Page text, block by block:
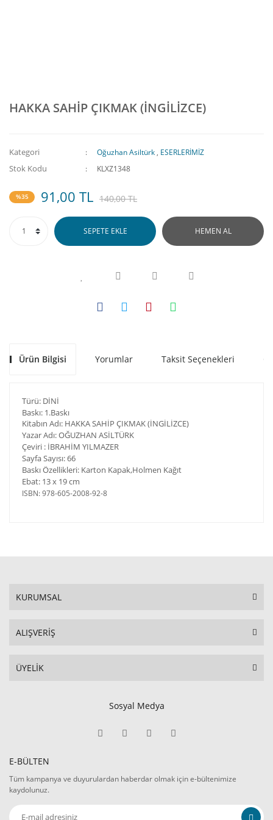
HAKKA SAHİP ÇIKMAK (İNGİLİZCE)
Kategori Oğuzhan Asiltürk , ESERLERİMİZ
Stok Kodu KLXZ1348
%35 91,00 TL 140,00 TL
SEPETE EKLE HEMEN AL
Ürün Bilgisi Yorumlar Taksit Seçenekleri
Türü: DİNİ
Baskı: 1.Baskı
Kitabın Adı: HAKKA SAHİP ÇIKMAK (İNGİLİZCE)
Yazar Adı: OĞUZHAN ASİLTÜRK
Çeviri : İBRAHİM YILMAZER
Sayfa Sayısı: 66
Baskı Özellikleri: Karton Kapak,Holmen Kağıt
Ebat: 13 x 19 cm
ISBN: 978-605-2008-92-8
KURUMSAL
ALIŞVERİŞ
ÜYELİK
Sosyal Medya
E-BÜLTEN
Tüm kampanya ve duyurulardan haberdar olmak için e-bültenimize
kaydolunuz.